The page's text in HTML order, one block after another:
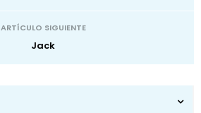
ARTÍCULO SIGUIENTE
Jack